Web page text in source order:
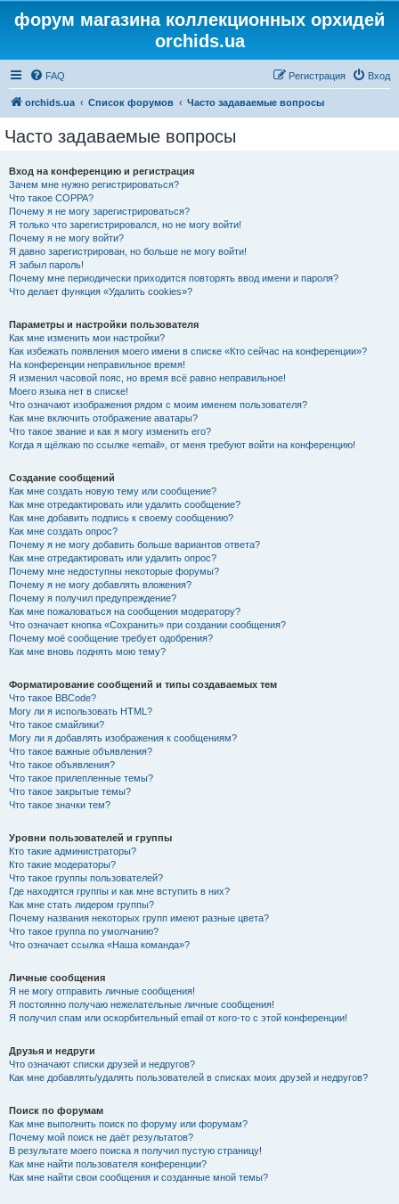
форум магазина коллекционных орхидей
orchids.ua
FAQ Вход
Регистрация
orchids.ua Список форумов Часто задаваемые вопросы
Часто задаваемые вопросы
Вход на конференцию и регистрация
Зачем мне нужно регистрироваться?
Что такое COPPA?
Почему я не могу зарегистрироваться?
Я только что зарегистрировался, но не могу войти!
Почему я не могу войти?
Я давно зарегистрирован, но больше не могу войти!
Я забыл пароль!
Почему мне периодически приходится повторять ввод имени и пароля?
Что делает функция «Удалить cookies»?
Параметры и настройки пользователя
Как мне изменить мои настройки?
Как избежать появления моего имени в списке «Кто сейчас на конференции»?
На конференции неправильное время!
Я изменил часовой пояс, но время всё равно неправильное!
Моего языка нет в списке!
Что означают изображения рядом с моим именем пользователя?
Как мне включить отображение аватары?
Что такое звание и как я могу изменить его?
Когда я щёлкаю по ссылке «email», от меня требуют войти на конференцию!
Создание сообщений
Как мне создать новую тему или сообщение?
Как мне отредактировать или удалить сообщение?
Как мне добавить подпись к своему сообщению?
Как мне создать опрос?
Почему я не могу добавить больше вариантов ответа?
Как мне отредактировать или удалить опрос?
Почему мне недоступны некоторые форумы?
Почему я не могу добавлять вложения?
Почему я получил предупреждение?
Как мне пожаловаться на сообщения модератору?
Что означает кнопка «Сохранить» при создании сообщения?
Почему моё сообщение требует одобрения?
Как мне вновь поднять мою тему?
Форматирование сообщений и типы создаваемых тем
Что такое BBCode?
Могу ли я использовать HTML?
Что такое смайлики?
Могу ли я добавлять изображения к сообщениям?
Что такое важные объявления?
Что такое объявления?
Что такое прилепленные темы?
Что такое закрытые темы?
Что такое значки тем?
Уровни пользователей и группы
Кто такие администраторы?
Кто такие модераторы?
Что такое группы пользователей?
Где находятся группы и как мне вступить в них?
Как мне стать лидером группы?
Почему названия некоторых групп имеют разные цвета?
Что такое группа по умолчанию?
Что означает ссылка «Наша команда»?
Личные сообщения
Я не могу отправить личные сообщения!
Я постоянно получаю нежелательные личные сообщения!
Я получил спам или оскорбительный email от кого-то с этой конференции!
Друзья и недруги
Что означают списки друзей и недругов?
Как мне добавлять/удалять пользователей в списках моих друзей и недругов?
Поиск по форумам
Как мне выполнить поиск по форуму или форумам?
Почему мой поиск не даёт результатов?
В результате моего поиска я получил пустую страницу!
Как мне найти пользователя конференции?
Как мне найти свои сообщения и созданные мной темы?